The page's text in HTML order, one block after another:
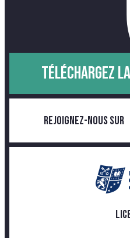
TÉLÉCHARGEZ
Rejoignez-nous sur